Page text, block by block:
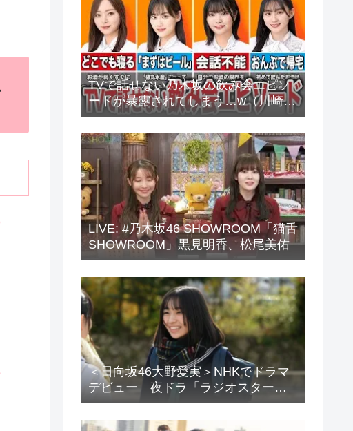
TVで話せない乃木坂の飲み会エピソ
ードが暴露されてしまう…w（川崎
桜、中西アルノ、梅澤美波、山下美
月、他）
LIVE: #乃木坂46 SHOWROOM「猫舌
SHOWROOM」黒見明香、松尾美佑
＜日向坂46大野愛実＞NHKでドラマ
デビュー 夜ドラ「ラジオスター」
登場に「かわいさハンパない」「演
技上手じゃん！」の声